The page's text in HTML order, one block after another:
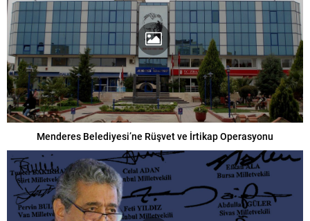
Menderes Belediyesi’ne Rüşvet ve İrtikap Operasyonu